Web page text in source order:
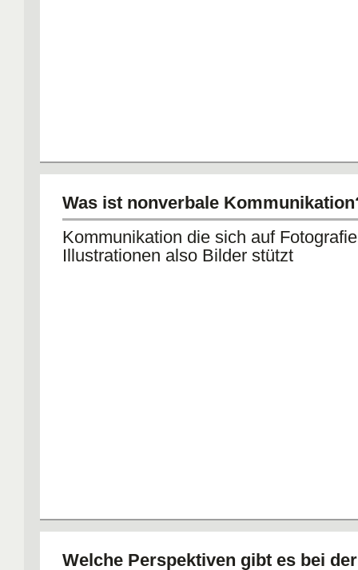
Was ist nonverbale
Kommunikation die sich auf
Illustrationen also Bilder stützt
Welche Perspektiven gibt es bei der